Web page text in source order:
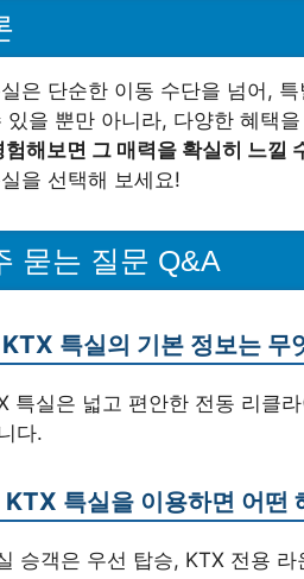
은 단순한 이동 수단을 넘어,
있을 뿐만 아니라, 다양한 혜택
험해보면 그 매력을 확실히 느낄
을 선택해 보세요!
묻는 질문 Q&A
특실의 기본 정보는 무
특실은 넓고 편안한 전동 리클
다.
특실을 이용하면 어떤
승객은 우선 탑승, KTX 전용